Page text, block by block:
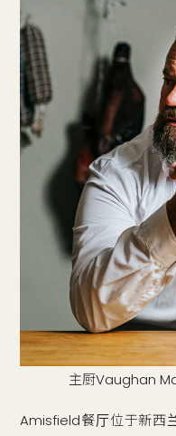
主厨Vaughan
Amisfield餐厅位于新西